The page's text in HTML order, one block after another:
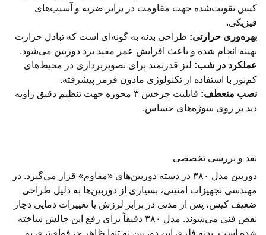
کیس تقویت‌شده جهت مقاومت در برابر ضربه و آسیب‌های
فیزیکی.
بهره‌وری حرارتی: طراحی بدنه به گونه‌ای است که تبادل حرارت
بهینه انجام شده و باعث افزایش عمر مفید برد دوربین می‌شود.
عملکرد در شب: لنز قدرتمند برای تصویربرداری در محیط‌های
کم‌نور با استفاده از تکنولوژی مادون قرمز پیشرفته.
نصب منعطف:
قابلیت چرخش ۳ محوره جهت تنظیم دقیق زاویه
دید بر روی سوژه‌های حساس.
نقد و بررسی تخصصی
دوربین مدل ۳۸۰ در دسته دوربین‌های «مقاوم» قرار می‌گیرد. در
مهندسی تجهیزات امنیتی، بسیاری از دوربین‌ها به دلیل طراحی
ضعیف کیس، پس از مدتی در برابر لرزش یا تغییرات دمایی دچار
نقص فنی می‌شوند. مدل ۳۸۰ دقیقاً برای رفع این چالش ساخته